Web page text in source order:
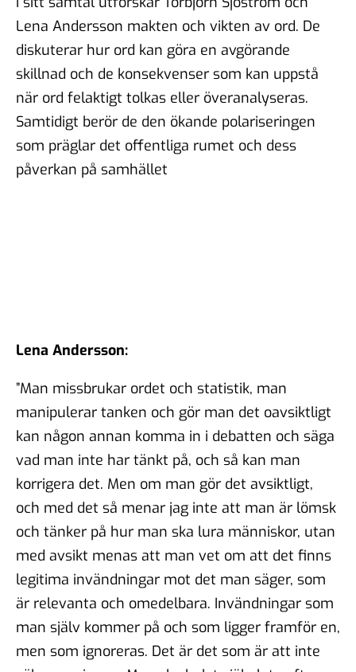
16 sep 2025
#98 - Claire Durand -
Demokrati i världen
22 aug 2025
samhället
#95 - Jannike Tillå - internet
och demokrati
19 maj 2025
#94 - Patrik Thunholm -
samhällskommunikation
08 maj 2025
Lena Andersson makten och vikten av ord. De
diskuterar hur ord kan göra en avgörande
skillnad och de konsekvenser som kan uppstå
när ord felaktigt tolkas eller överanalyseras.
Samtidigt berör de den ökande polariseringen
som präglar det offentliga rumet och dess
påverkan på samhället
Lena Andersson:
”Man missbrukar ordet och statistik, man
manipulerar tanken och gör man det oavsiktligt
kan någon annan komma in i debatten och säga
vad man inte har tänkt på, och så kan man
korrigera det. Men om man gör det avsiktligt,
och med det så menar jag inte att man är lömsk
och tänker på hur man ska lura människor, utan
med avsikt menas att man vet om att det finns
legitima invändningar mot det man säger, som
är relevanta och omedelbara. Invändningar som
man själv kommer på och som ligger framför en,
men som ignoreras. Det är det som är att inte